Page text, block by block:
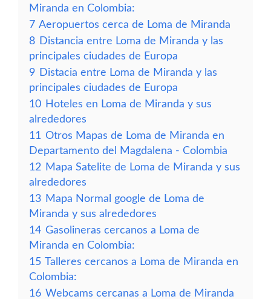
Miranda en Colombia:
7 Aeropuertos cerca de Loma de Miranda
8 Distancia entre Loma de Miranda y las
principales ciudades de Europa
9 Distacia entre Loma de Miranda y las
principales ciudades de Europa
10 Hoteles en Loma de Miranda y sus
alrededores
11 Otros Mapas de Loma de Miranda en
Departamento del Magdalena - Colombia
12 Mapa Satelite de Loma de Miranda y sus
alrededores
13 Mapa Normal google de Loma de
Miranda y sus alrededores
14 Gasolineras cercanos a Loma de
Miranda en Colombia:
15 Talleres cercanos a Loma de Miranda en
Colombia:
16 Webcams cercanas a Loma de Miranda